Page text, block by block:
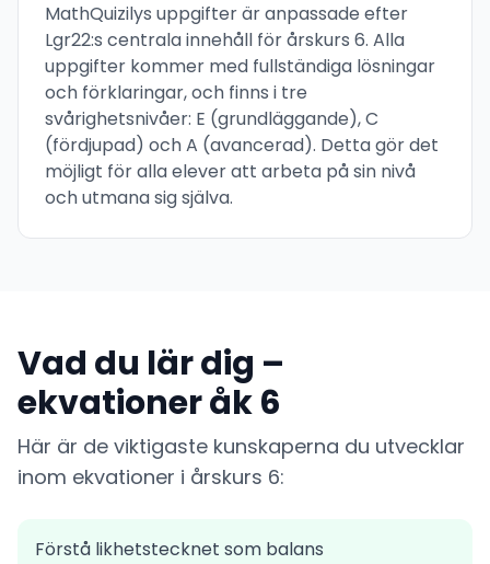
MathQuizilys uppgifter är anpassade efter
Lgr22:s centrala innehåll för årskurs 6. Alla
uppgifter kommer med fullständiga lösningar
och förklaringar, och finns i tre
svårighetsnivåer: E (grundläggande), C
(fördjupad) och A (avancerad). Detta gör det
möjligt för alla elever att arbeta på sin nivå
och utmana sig själva.
Vad du lär dig –
ekvationer åk 6
Här är de viktigaste kunskaperna du utvecklar
inom ekvationer i årskurs 6:
Förstå likhetstecknet som balans